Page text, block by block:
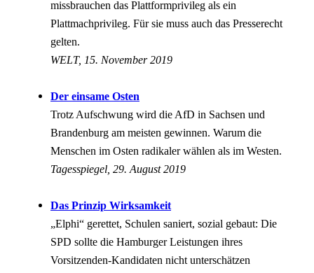
missbrauchen das Plattformprivileg als ein
Plattmachprivileg. Für sie muss auch das Presserecht
gelten.
WELT, 15. November 2019
Der einsame Osten
Trotz Aufschwung wird die AfD in Sachsen und
Brandenburg am meisten gewinnen. Warum die
Menschen im Osten radikaler wählen als im Westen.
Tagesspiegel, 29. August 2019
Das Prinzip Wirksamkeit
„Elphi“ gerettet, Schulen saniert, sozial gebaut: Die
SPD sollte die Hamburger Leistungen ihres
Vorsitzenden-Kandidaten nicht unterschätzen